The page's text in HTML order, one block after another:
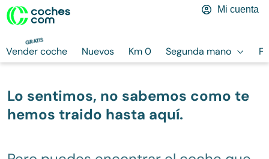
GRATIS
Vender coche Nuevos Km 0 Segunda mano
Mi cuenta